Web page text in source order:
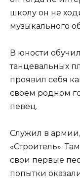
школу он не
музыкального
В юности
танцевальных
проявил себя
своем родном
певец.
Служил в
«Строитель».
свои первые
попытки